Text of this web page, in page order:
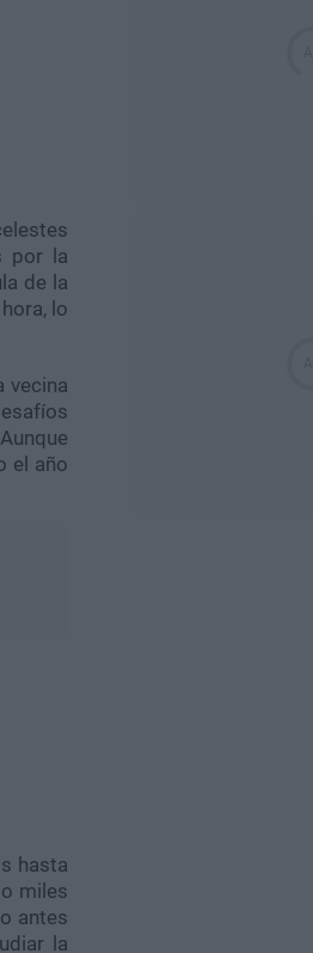
por la
de la
lo
vecina
el año
hasta
miles
antes
la